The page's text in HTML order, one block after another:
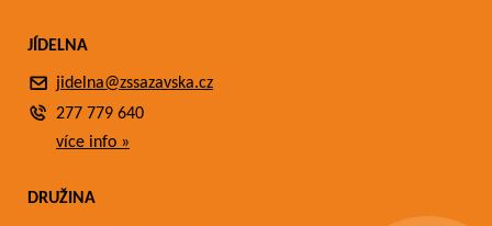
JÍDELNA
jidelna@zssazavska.cz
277 779 640
více info »
DRUŽINA